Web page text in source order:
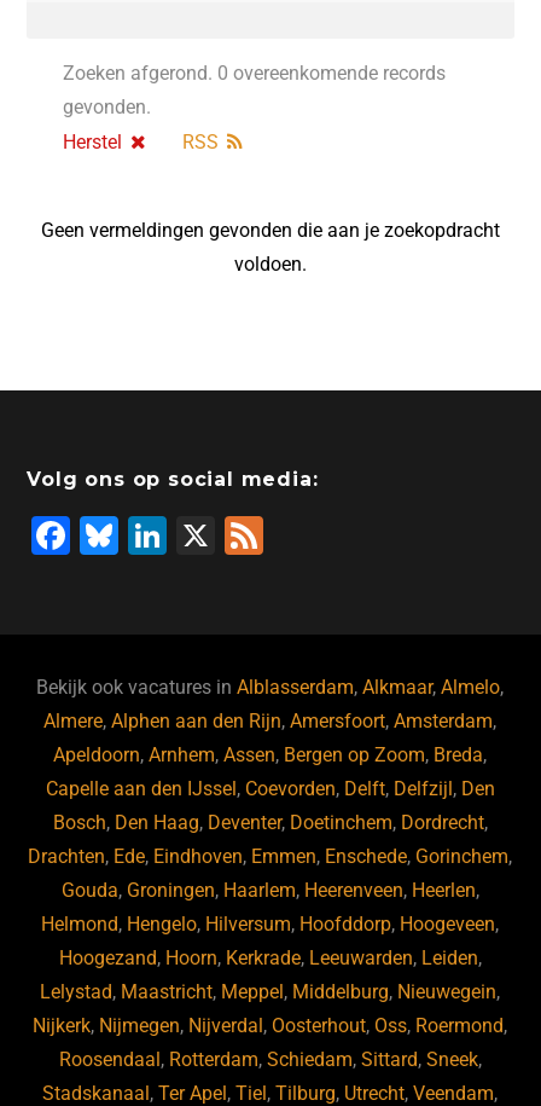
Zoeken afgerond. 0 overeenkomende records
gevonden.
Herstel
RSS
Geen vermeldingen gevonden die aan je zoekopdracht
voldoen.
Volg ons op social media:
F
b
o
o
k
Bl
ky
Li
dI
n
X
Bekijk ook vacatures inAlblasserdam,Alkmaar,Almelo,
Almere,Alphen aan den Rijn,Amersfoort,Amsterdam,
Apeldoorn,Arnhem,Assen, Bergen op Zoom, Breda,
Capelle aan den IJssel , Coevorden, Delft, Delfzijl , Den
Bosch, Den Haag, Deventer, Doetinchem, Dordrecht,
Drachten, Ede, Eindhoven, Emmen, Enschede, Gorinchem,
Gouda, Groningen, Haarlem, Heerenveen, Heerlen,
Helmond, Hengelo, Hilversum, Hoofddorp, Hoogeveen,
Hoogezand, Hoorn, Kerkrade, Leeuwarden, Leiden,
Lelystad, Maastricht, Meppel , Middelburg, Nieuwegein,
Nijkerk, Nijmegen, Nijverdal , Oosterhout, Oss, Roermond,
Roosendaal , Rotterdam, Schiedam, Sittard, Sneek,
Stadskanaal ,Ter Apel ,Tiel ,Tilburg, Utrecht,Veendam,